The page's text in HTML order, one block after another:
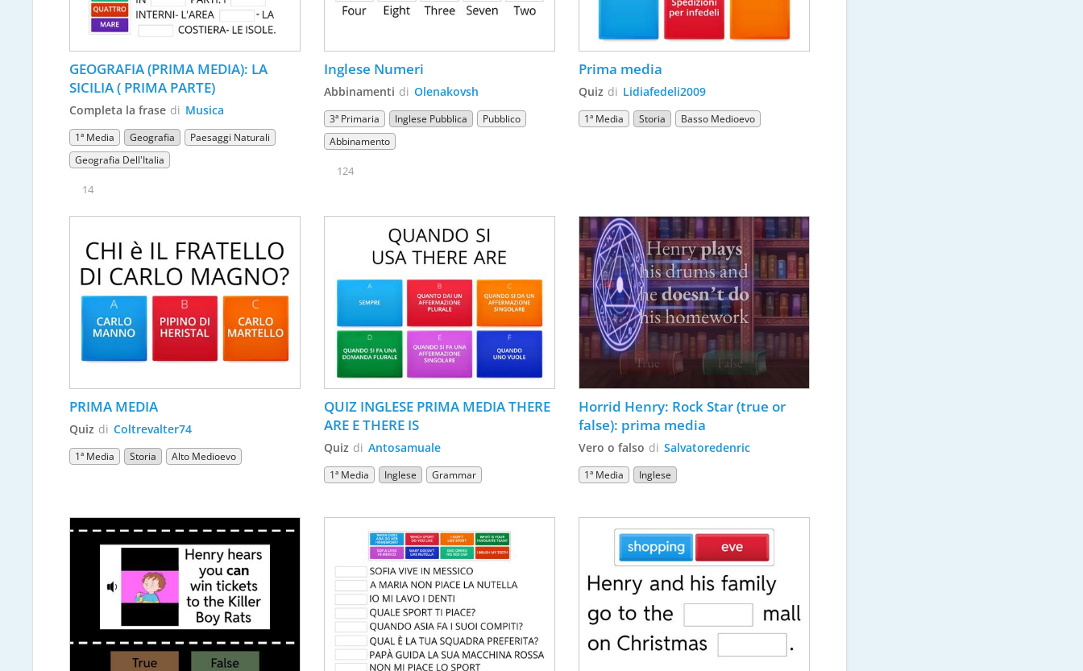
GEOGRAFIA (PRIMA MEDIA): LA
SICILIA ( PRIMA PARTE)
Completa la frase di Musica
1ª Media Geografia
Paesaggi Naturali
Geografia Dell’Italia
14
Inglese Numeri
Abbinamenti di Olenakovsh
3ª Primaria Inglese Pubblica
Pubblico
Abbinamento
124
Prima media
Quiz di Lidiafedeli2009
1ª Media Storia Basso Medioevo
PRIMA MEDIA
Quiz di Coltrevalter74
1ª Media Storia Alto Medioevo
QUIZ INGLESE PRIMA MEDIA THERE
ARE E THERE IS
Quiz di Antosamuale
1ª Media Inglese Grammar
Horrid Henry: Rock Star (true or
false): prima media
Vero o falso di Salvatoredenric
1ª Media Inglese